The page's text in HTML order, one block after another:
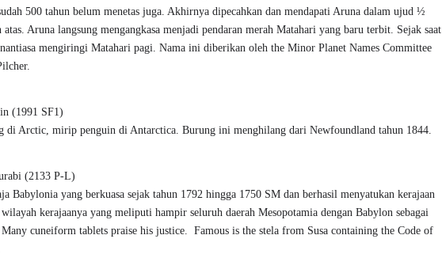
500 tahun belum menetas juga. Akhirnya dipecahkan dan mendapati Aruna dalam ujud ½
atas. Aruna langsung mengangkasa menjadi pendaran merah Matahari yang baru terbit. Sejak saat
mengiringi Matahari pagi. Nama ini diberikan oleh the Minor Planet Names Committee
(1991 SF1)
di Arctic, mirip penguin di Antarctica. Burung ini menghilang dari Newfoundland tahun 1844.
(2133 P-L)
Babylonia yang berkuasa sejak tahun 1792 hingga 1750 SM dan berhasil menyatukan kerajaan
kerajaanya yang meliputi hampir seluruh daerah Mesopotamia dengan Babylon sebagai
cuneiform tablets praise his justice. Famous is the stela from Susa containing the Code of